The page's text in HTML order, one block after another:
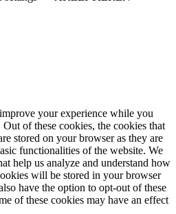
your experience while you
of these cookies, the cookies that
stored on your browser as they are
functionalities of the website. We
help us analyze and understand how
will be stored in your browser
have the option to opt-out of these
of these cookies may have an effect